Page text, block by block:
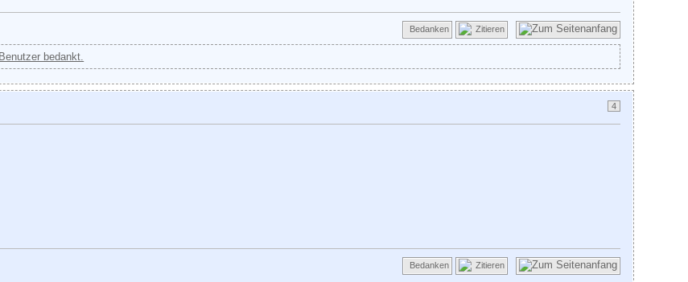
Zitieren
Bedanken
bedankt.
4
Zitieren
Bedanken